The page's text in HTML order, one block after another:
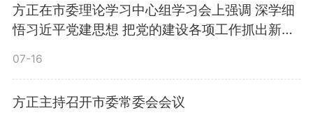
成立了校县蜜蜂产业联盟（以下简
称“联盟”）。
联盟负责人、中国养蜂学会副
方正在市委理论学习中心组学习会上强调 深学细
悟习近平党建思想 把党的建设各项工作抓出新成
07-16
方正主持召开市委常委会会议